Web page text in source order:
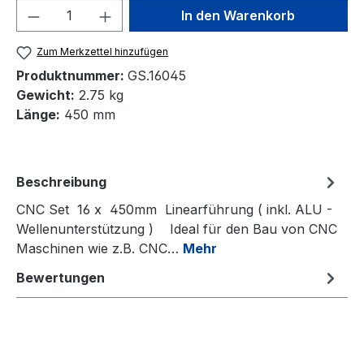
Produkt Anzahl: Gib denIn den Warenkorb
Zum Merkzettel hinzufügen
Produktnummer: GS.16045
Gewicht: 2.75 kg
Länge: 450 mm
Beschreibung
CNC Set 16 x 450mm Linearführung ( inkl. ALU -
Wellenunterstützung ) Ideal für den Bau von CNC
Maschinen wie z.B. CNC… Mehr
Bewertungen